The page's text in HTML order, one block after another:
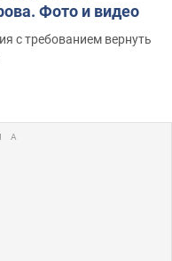
Фото и видео
с требованием вернуть